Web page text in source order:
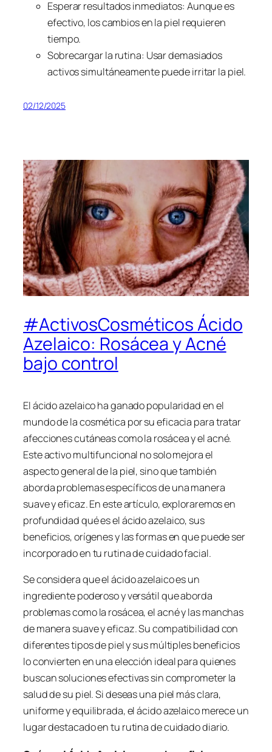
Esperar resultados inmediatos: Aunque es
efectivo, los cambios en la piel requieren
tiempo.
Sobrecargar la rutina: Usar demasiados
activos simultáneamente puede irritar la piel.
02/12/2025
#ActivosCosméticos Ácido
Azelaico: Rosácea y Acné
bajo control
El ácido azelaico ha ganado popularidad en el
mundo de la cosmética por su eficacia para tratar
afecciones cutáneas como la rosácea y el acné.
Este activo multifuncional no solo mejora el
aspecto general de la piel, sino que también
aborda problemas específicos de una manera
suave y eficaz. En este artículo, exploraremos en
profundidad qué es el ácido azelaico, sus
beneficios, orígenes y las formas en que puede ser
incorporado en tu rutina de cuidado facial.
Se considera que el ácido azelaico es un
ingrediente poderoso y versátil que aborda
problemas como la rosácea, el acné y las manchas
de manera suave y eficaz. Su compatibilidad con
diferentes tipos de piel y sus múltiples beneficios
lo convierten en una elección ideal para quienes
buscan soluciones efectivas sin comprometer la
salud de su piel. Si deseas una piel más clara,
uniforme y equilibrada, el ácido azelaico merece un
lugar destacado en tu rutina de cuidado diario.